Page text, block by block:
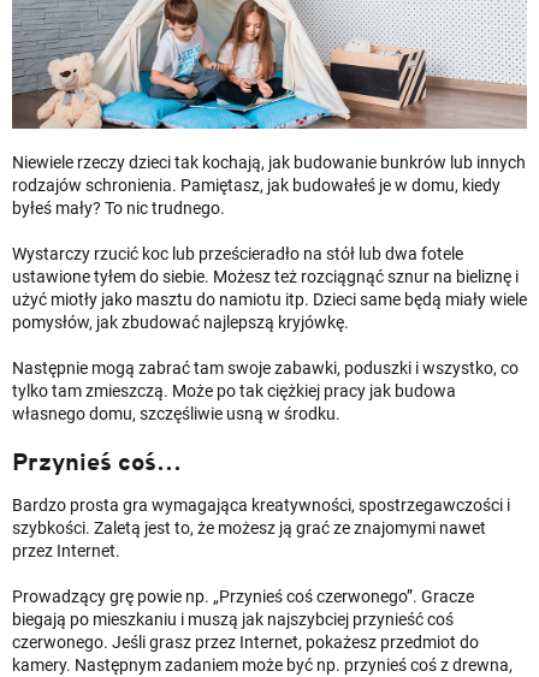
Niewiele rzeczy dzieci tak kochają, jak budowanie bunkrów lub innych
rodzajów schronienia. Pamiętasz, jak budowałeś je w domu, kiedy
byłeś mały? To nic trudnego.
Wystarczy rzucić koc lub prześcieradło na stół lub dwa fotele
ustawione tyłem do siebie. Możesz też rozciągnąć sznur na bieliznę i
użyć miotły jako masztu do namiotu itp. Dzieci same będą miały wiele
pomysłów, jak zbudować najlepszą kryjówkę.
Następnie mogą zabrać tam swoje zabawki, poduszki i wszystko, co
tylko tam zmieszczą. Może po tak ciężkiej pracy jak budowa
własnego domu, szczęśliwie usną w środku.
Przynieś coś…
Bardzo prosta gra wymagająca kreatywności, spostrzegawczości i
szybkości. Zaletą jest to, że możesz ją grać ze znajomymi nawet
przez Internet.
Prowadzący grę powie np. „Przynieś coś czerwonego”. Gracze
biegają po mieszkaniu i muszą jak najszybciej przynieść coś
czerwonego. Jeśli grasz przez Internet, pokażesz przedmiot do
kamery. Następnym zadaniem może być np. przynieś coś z drewna,